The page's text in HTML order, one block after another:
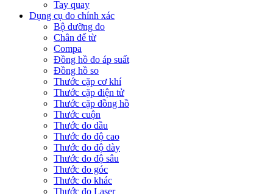
Tay quay
Dụng cụ đo chính xác
Bộ dưỡng đo
Chân đế từ
Compa
Đồng hồ đo áp suất
Đồng hồ so
Thước cặp cơ khí
Thước cặp điện tử
Thước cặp đồng hồ
Thước cuộn
Thước đo dầu
Thước đo độ cao
Thước đo độ dày
Thước đo độ sâu
Thước đo góc
Thước đo khác
Thước đo Laser